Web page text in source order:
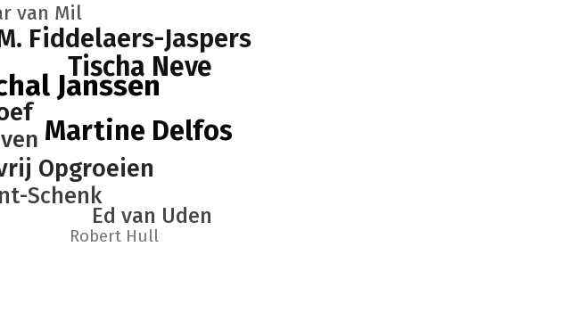
Janssen
Martine Delfos
Tischa Neve
Fiddelaers-Jaspers
Opgroeien
Schenk
Ed van Uden
van Mil
Robert Hull